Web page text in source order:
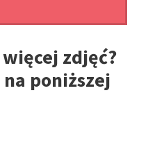
zdjęć?
poniższej